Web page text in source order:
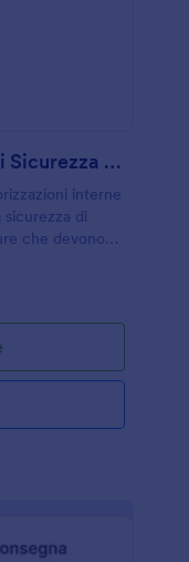
Richiesta Di Abilitazione Di Sicurezza Form
interne
di
che devono